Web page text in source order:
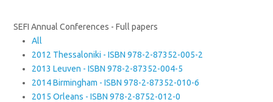
SEFI Annual Conferences - Full papers
All
2012 Thessaloniki - ISBN 978-2-87352-005-2
2013 Leuven - ISBN 978-2-87352-004-5
2014 Birmingham - ISBN 978-2-87352-010-6
2015 Orleans - ISBN 978-2-8752-012-0